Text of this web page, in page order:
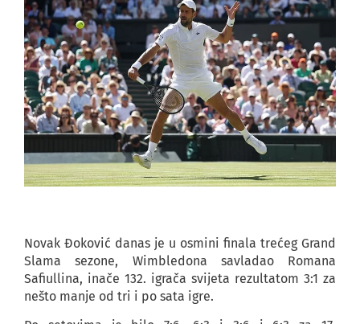
Novak Đoković danas je u osmini finala trećeg Grand
Slama sezone, Wimbledona savladao Romana
Safiullina, inače 132. igrača svijeta rezultatom 3:1 za
nešto manje od tri i po sata igre.